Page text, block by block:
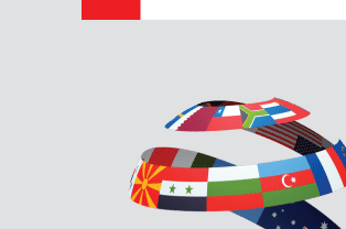
SYSTÈME DE LA
Les systèmes de la série MR-3500 de
panneaux de contrôle intelligents et
déclenchement des incendies et des
répertoriés UL/ULC et approuvés FM.